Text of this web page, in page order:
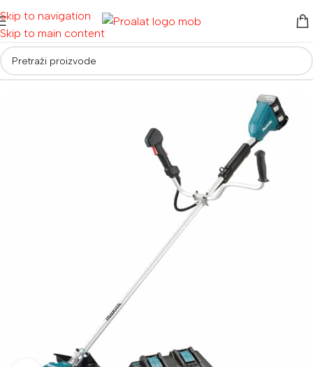
Skip to navigation
Skip to main content
Početna/ Akumulatorski alati